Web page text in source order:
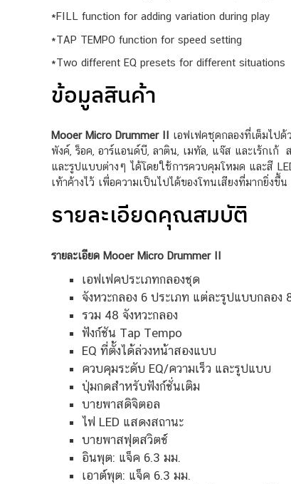
*FILL function for adding variation during play
*TAP TEMPO function for speed setting
*Two different EQ presets for different situations
ข้อมูลสินค้า
Mooer Micro Drummer II เอฟเฟคชุดกลองที่เต็มไป
พังค์, ร็อค, อาร์แอนด์บี, ลาติน, เมทัล, แจ๊ส และเร้กเก้
และรูปแบบต่างๆ ได้โดยใช้การควบคุมโหมด และสี
เท้าค้างไว้ เพื่อความเป็นไปได้ของโทนเสียงที่มากยิ่งขึ้น
รายละเอียดคุณสมบัติ
รายละเอียด Mooer Micro Drummer II
เอฟเฟคประเภทกลองชุด
จังหวะกลอง 6 ประเภท แต่ละรูปแบบกลอง
รวม 48 จังหวะกลอง
ฟังก์ชัน Tap Tempo
EQ ที่ตั้งได้ล่วงหน้าสองแบบ
ควบคุมระดับ EQ/ความเร็ว และรูปแบบ
ปุ่มกดสำหรับฟังก์ชั่นเติม
บายพาสดิจิตอล
ไฟ LED แสดงสถานะ
บายพาสฟุตสวิตช์
อินพุต: แจ็ค 6.3 มม.
เอาต์พุต: แจ็ค 6.3 มม.